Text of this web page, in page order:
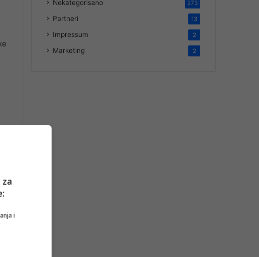
Nekategorisano 273
Partneri 13
Impressum 2
Marketing 2
i